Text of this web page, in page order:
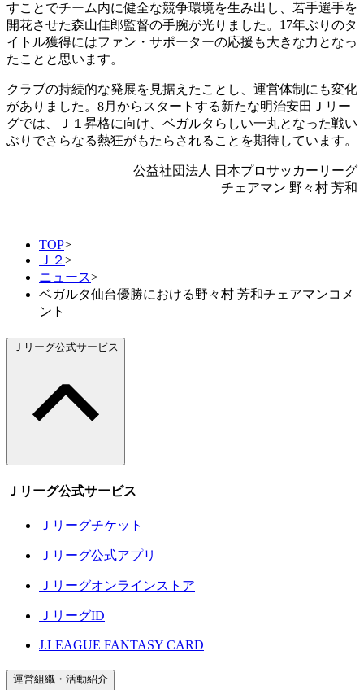
すことでチーム内に健全な競争環境を生み出し、若手選手を
開花させた森山佳郎監督の手腕が光りました。17年ぶりのタ
イトル獲得にはファン・サポーターの応援も大きな力となっ
たことと思います。
クラブの持続的な発展を見据えたことし、運営体制にも変化
がありました。8月からスタートする新たな明治安田Ｊリー
グでは、Ｊ１昇格に向け、ベガルタらしい一丸となった戦い
ぶりでさらなる熱狂がもたらされることを期待しています。
公益社団法人 日本プロサッカーリーグ
チェアマン 野々村 芳和
TOP>
Ｊ２ >
ニュース>
ベガルタ仙台優勝における野々村 芳和チェアマンコメ
ント
Ｊリーグ公式サービス
Ｊリーグ公式サービス
Ｊリーグチケット
Ｊリーグ公式アプリ
Ｊリーグオンラインストア
ＪリーグID
J.LEAGUE FANTASY CARD
運営組織・活動紹介